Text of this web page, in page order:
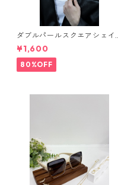
ダブルパールスクエアシェイ
プサングラス(Dark brown) **
SinSin*
¥1,600
80%OFF